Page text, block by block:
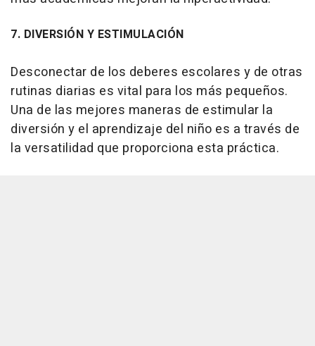
7. DIVERSIÓN Y ESTIMULACIÓN
Desconectar de los deberes escolares y de otras
rutinas diarias es vital para los más pequeños.
Una de las mejores maneras de estimular la
diversión y el aprendizaje del niño es a través de
la versatilidad que proporciona esta práctica.